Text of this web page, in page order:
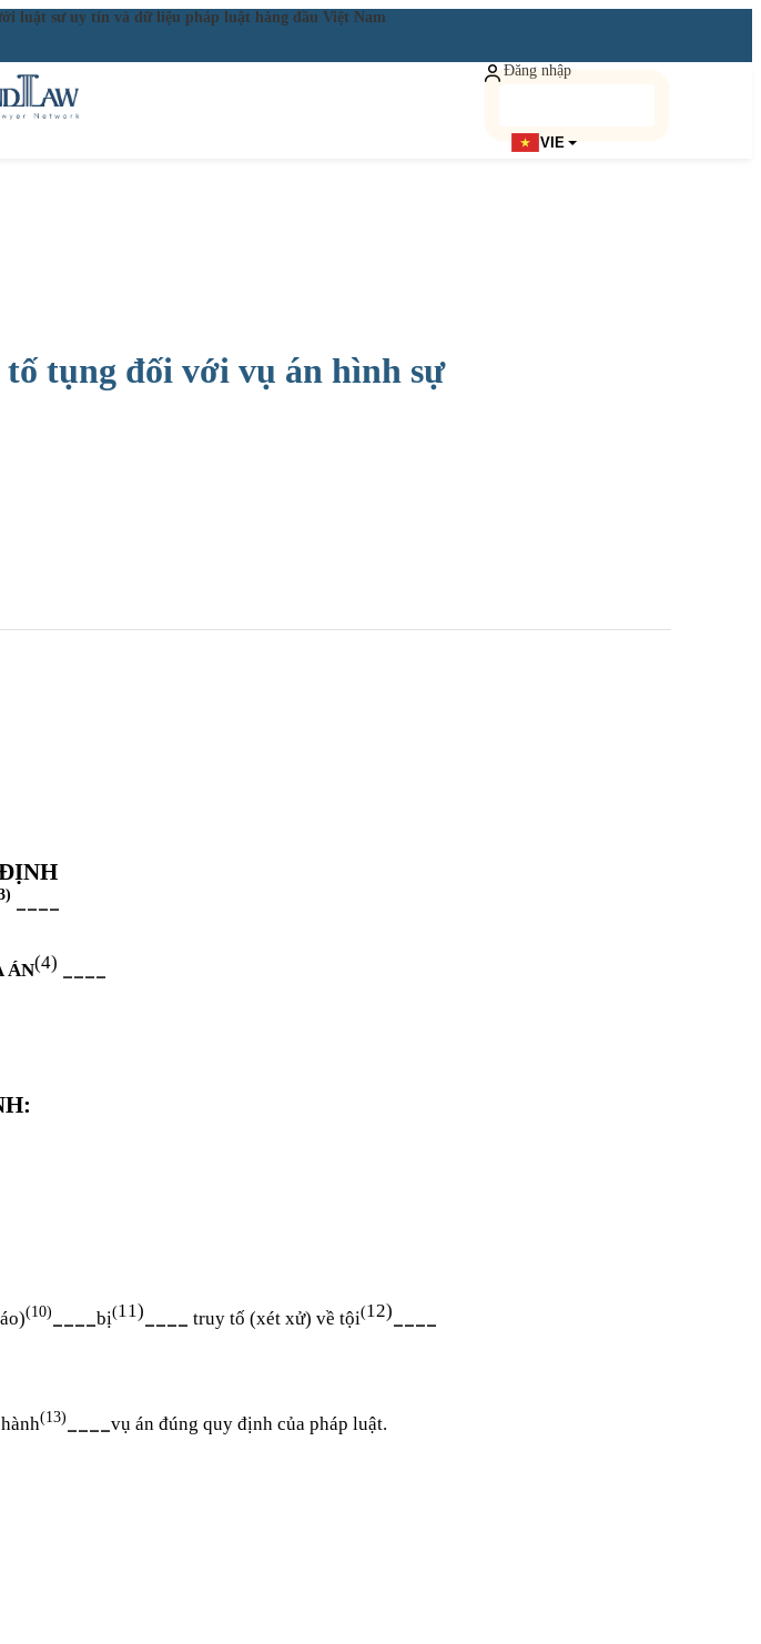
luật sư uy tín và dữ liệu pháp luật hàng đầu Việt Nam
Đăng nhập
VIE
tụng đối với vụ án hình sự
ÁN(4)
(10) bị(11) truy tố (xét xử) về tội(12)
(13) ____vụ án đúng quy định của pháp luật.